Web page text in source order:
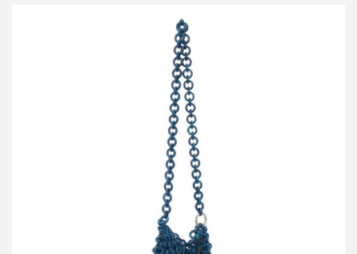
ジルサンダー Link Crossbody Small リンククロスボディバッグ
買取金額9,600円
詳しく見る